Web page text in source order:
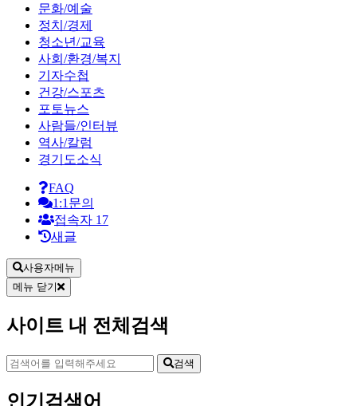
문화/예술
정치/경제
청소년/교육
사회/환경/복지
기자수첩
건강/스포츠
포토뉴스
사람들/인터뷰
역사/칼럼
경기도소식
FAQ
1:1문의
접속자 17
새글
사용자메뉴
메뉴 닫기
사이트 내 전체검색
검색
인기검색어